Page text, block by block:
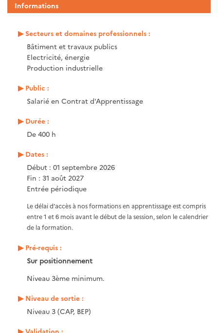
Informations
Secteurs et domaines professionnels :
Bâtiment et travaux publics
Electricité, énergie
Production industrielle
Public :
Salarié en Contrat d'Apprentissage
Durée :
De 400 h
Dates :
Début : 01 septembre 2026
Fin : 31 août 2027
Entrée périodique
Le délai d’accès à nos formations en apprentissage est compris
entre 1 et 6 mois avant le début de la session, selon le calendrier
de la formation.
Pré-requis :
Sur positionnement
Niveau 3ème minimum.
Niveau de sortie :
Niveau 3 (CAP, BEP)